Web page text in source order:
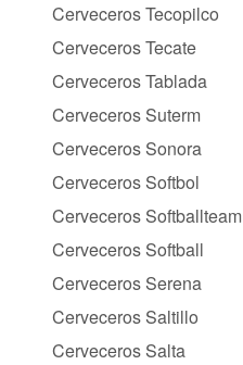
Cerveceros Tecopilco
Cerveceros Tecate
Cerveceros Tablada
Cerveceros Suterm
Cerveceros Sonora
Cerveceros Softbol
Cerveceros Softballteam
Cerveceros Softball
Cerveceros Serena
Cerveceros Saltillo
Cerveceros Salta